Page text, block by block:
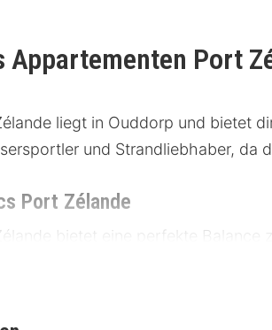
Appartementen Port
liegt in Ouddorp und bietet
und Strandliebhaber, da
Port Zélande
bietet eine perfekte Balance
kannst. Das Resort verfügt über